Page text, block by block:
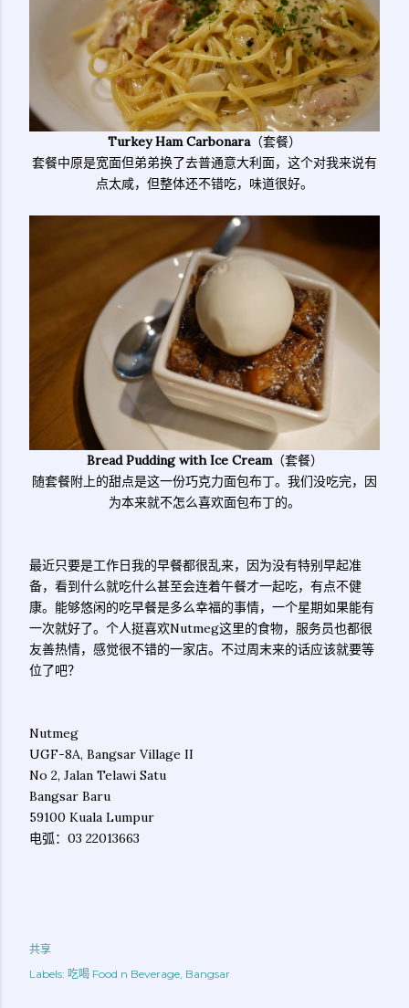
Turkey Ham Carbonara（套餐）
套餐中原是宽面但弟弟换了去普通意大利面，这个对我来说有
点太咸，但整体还不错吃，味道很好。
Bread Pudding with Ice Cream（套餐）
随套餐附上的甜点是这一份巧克力面包布丁。我们没吃完，因
为本来就不怎么喜欢面包布丁的。
最近只要是工作日我的早餐都很乱来，因为没有特别早起准
备，看到什么就吃什么甚至会连着午餐才一起吃，有点不健
康。能够悠闲的吃早餐是多么幸福的事情，一个星期如果能有
一次就好了。个人挺喜欢Nutmeg这里的食物，服务员也都很
友善热情，感觉很不错的一家店。不过周末来的话应该就要等
位了吧？
Nutmeg
UGF-8A, Bangsar Village II
No 2, Jalan Telawi Satu
Bangsar Baru
59100 Kuala Lumpur
电弧：03 22013663
共享
Labels: 吃喝 Food n Beverage Bangsar